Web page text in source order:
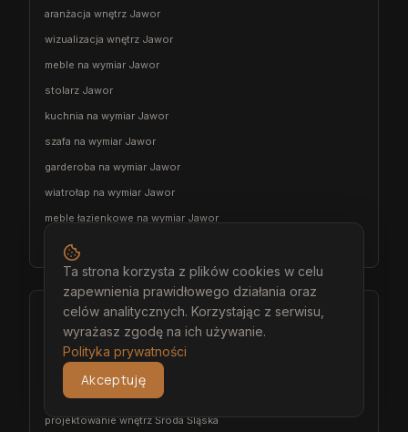
aranżacja wnętrz Jawor
wizualizacja wnętrz Jawor
meble na wymiar Jawor
stolarz Jawor
kuchnia na wymiar Jawor
szafa na wymiar Jawor
garderoba na wymiar Jawor
wiatrołap na wymiar Jawor
meble łazienkowe na wymiar Jawor
meble pokojowe na wymiar Jawor
Środa Śląska
architekt wnętrz Środa Śląska
projektant wnętrz Środa Śląska
projekt wnętrz Środa Śląska
projektowanie wnętrz Środa Śląska
Ta strona korzysta z plików cookies w celu
zapewnienia prawidłowego działania oraz
celów analitycznych. Korzystając z serwisu,
wyrażasz zgodę na ich używanie.
Polityka prywatności
Akceptuję